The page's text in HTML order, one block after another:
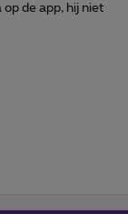
de app, hij niet